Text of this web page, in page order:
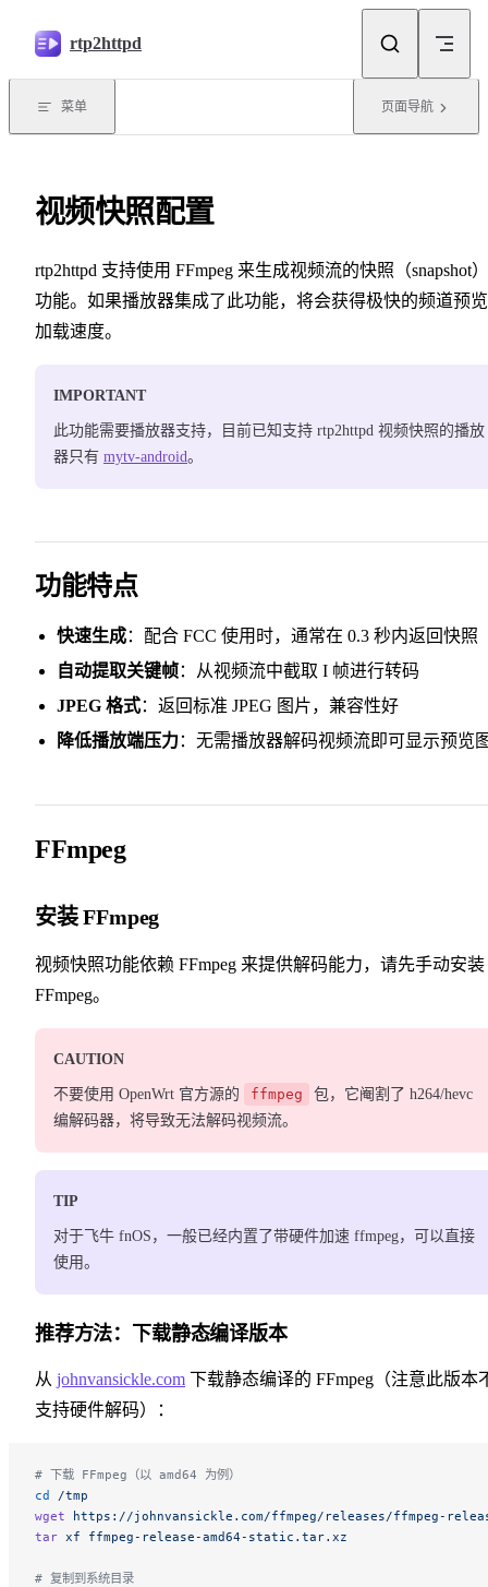
跳转到内容
rtp2httpd
菜单 页面导航
视频快照配置
rtp2httpd 支持使用 FFmpeg 来生成视频流的快照（snapshot）
功能。如果播放器集成了此功能，将会获得极快的频道预
加载速度。
IMPORTANT
此功能需要播放器支持，目前已知支持 rtp2httpd 视频快照的播放
器只有 mytv-android。
功能特点
快速生成：配合 FCC 使用时，通常在 0.3 秒内返回快照
自动提取关键帧：从视频流中截取 I 帧进行转码
JPEG 格式：返回标准 JPEG 图片，兼容性好
降低播放端压力：无需播放器解码视频流即可显示预览
FFmpeg
安装 FFmpeg
视频快照功能依赖 FFmpeg 来提供解码能力，请先手动安装
FFmpeg。
CAUTION
不要使用 OpenWrt 官方源的 ffmpeg
包，它阉割了 h264/hevc
编解码器，将导致无法解码视频流。
TIP
对于飞牛 fnOS，一般已经内置了带硬件加速 ffmpeg，可以直接
使用。
推荐方法：下载静态编译版本
从 johnvansickle.com 下载静态编译的 FFmpeg（注意此版本
支持硬件解码）：
# 下载 FFmpeg（以 amd64 为例）
cd /tmp
wget https://johnvansickle.com/ffmpeg/releases/ffmpeg-
tar xf ffmpeg-release-amd64-static.tar.xz
# 复制到系统目录